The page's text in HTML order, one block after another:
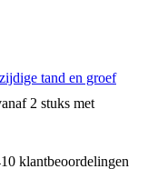
tand en groef
2 stuks met
klantbeoordelingen